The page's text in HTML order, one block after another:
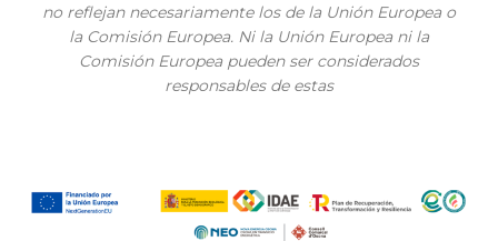
no reflejan necesariamente los de la Unión Europea o
la Comisión Europea. Ni la Unión Europea ni la
Comisión Europea pueden ser considerados
responsables de estas